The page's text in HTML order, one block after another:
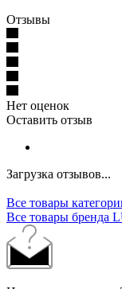
Отзывы
Нет оценок
Оставить отзыв
Загрузка отзывов...
Все товары
Все товары бренда